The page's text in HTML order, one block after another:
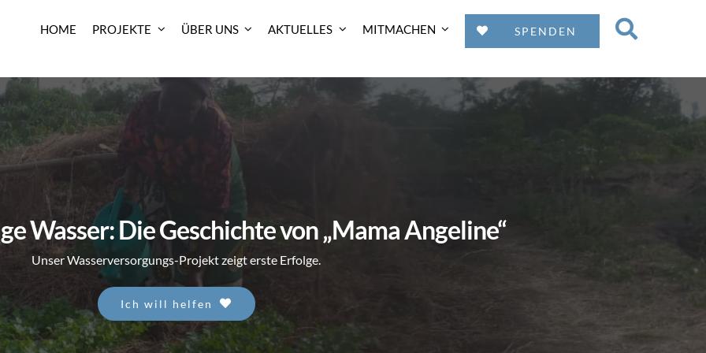
HOME PROJEKTE ÜBER UNS AKTUELLES MITMACHEN SPENDEN
Wasser: Die Geschichte von „Mama Angeline“
Unser Wasserversorgungs-Projekt zeigt erste Erfolge.
Ich will helfen